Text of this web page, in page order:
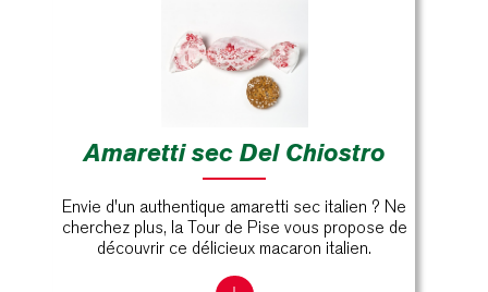
Amaretti sec Del Chiostro
Envie d'un authentique amaretti sec italien ? Ne
cherchez plus, la Tour de Pise vous propose de
découvrir ce délicieux macaron italien.